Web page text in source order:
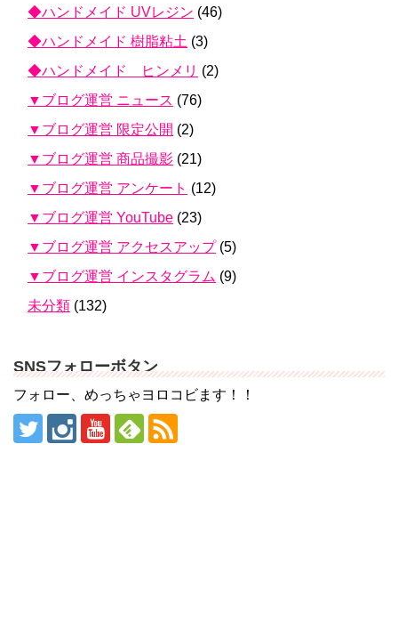
◆ハンドメイド UVレジン (46)
◆ハンドメイド 樹脂粘土 (3)
◆ハンドメイド ヒンメリ (2)
▼ブログ運営 ニュース (76)
▼ブログ運営 限定公開 (2)
▼ブログ運営 商品撮影 (21)
▼ブログ運営 アンケート (12)
▼ブログ運営 YouTube (23)
▼ブログ運営 アクセスアップ(5)
▼ブログ運営 インスタグラム (9)
未分類 (132)
SNSフォローボタン
フォロー、めっちゃヨロコビます！！